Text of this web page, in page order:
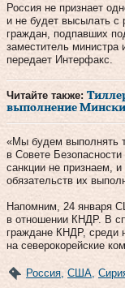
Россия не признает
и не будет высылать с
граждан, подпавших
заместитель
передает Интерфакс.
Читайте также:
выполнение
«Мы будем выполнять
в Совете
санкции не признаем,
обязательств их
Напомним, 24 января
в отношении КНДР. В
граждане КНДР, среди
на северокорейские
Россия США